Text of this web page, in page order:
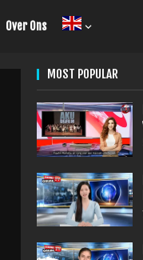
Over Ons
MOST POPULAR